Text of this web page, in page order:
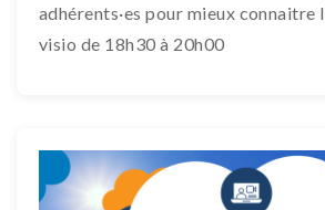
adhérents·es pour mieux connaitre
visio de 18h30 à 20h00